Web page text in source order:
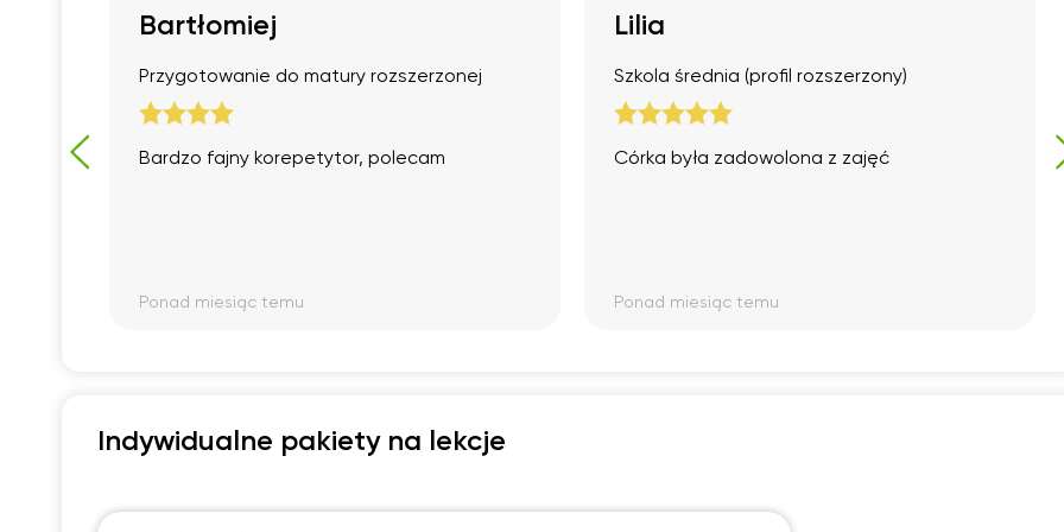
Bartłomiej
Przygotowanie do matury rozszerzonej
Bardzo fajny korepetytor, polecam
Ponad miesiąc temu
Lilia
Szkola średnia (profil rozszerzony)
Córka była zadowolona z zajęć
Ponad miesiąc temu
Indywidualne pakiety na lekcje